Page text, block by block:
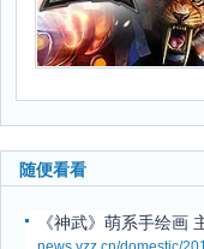
随便看看
《神武》萌系手绘画